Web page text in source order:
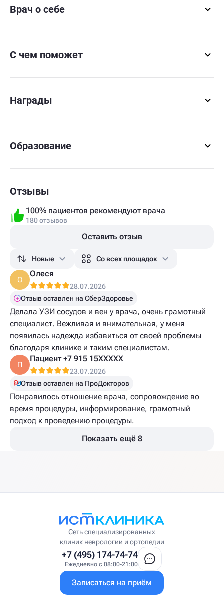
Врач о себе
С чем поможет
Награды
Образование
Отзывы
100% пациентов рекомендуют врача
180 отзывов
Оставить отзыв
Новые Со всех площадок
О
Олеся
28.07.2026
Отзыв оставлен на СберЗдоровье
Делала УЗИ сосудов и вен у врача, очень грамотный
специалист. Вежливая и внимательная, у меня
появилась надежда избавиться от своей проблемы
благодаря клинике и таким специалистам.
П
Пациент +7 915 15XXXXX
23.07.2026
Отзыв оставлен на ПроДокторов
Понравилось отношение врача, сопровождение во
время процедуры, информирование, грамотный
подход к проведению процедуры.
Показать ещё 8
Сеть специализированных
клиник неврологии и ортопедии
+7 (495) 174-74-74
Ежедневно с 08:00-21:00
Записаться на приём